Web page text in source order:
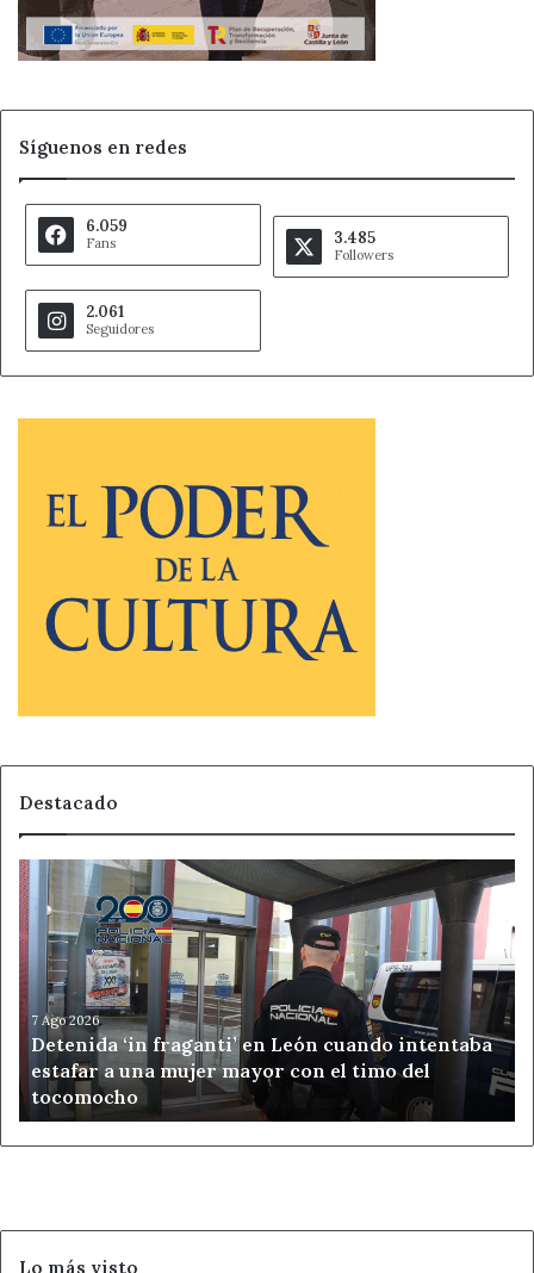
Síguenos en redes
6.059
Fans 3.485
Followers
2.061
Seguidores
Destacado
Detenida
‘in
fraganti’
en
León
cuando
intentaba
estafar
una
mujer
mayor
7 Ago 2026
Detenida ‘in fraganti’ en León cuando intentaba
estafar a una mujer mayor con el timo del
tocomocho
Lo más visto